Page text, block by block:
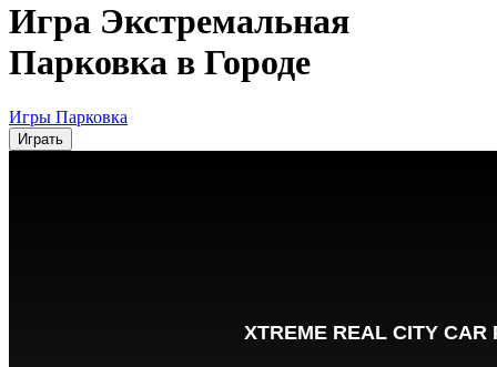
Игра Экстремальная
Парковка в Городе
Игры Парковка
Играть